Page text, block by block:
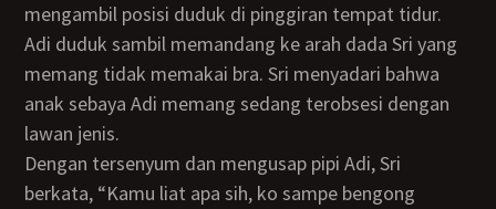
mengambil posisi duduk di pinggiran tempat tidur.
Adi duduk sambil memandang ke arah dada Sri yang
memang tidak memakai bra. Sri menyadari bahwa
anak sebaya Adi memang sedang terobsesi dengan
lawan jenis.
Dengan tersenyum dan mengusap pipi Adi, Sri
berkata, “Kamu liat apa sih, ko sampe bengong